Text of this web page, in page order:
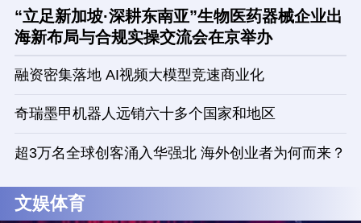
“立足新加坡·深耕东南亚”生物医药器械企业出
海新布局与合规实操交流会在京举办
融资密集落地 AI视频大模型竞速商业化
奇瑞墨甲机器人远销六十多个国家和地区
超3万名全球创客涌入华强北 海外创业者为何而来？
文娱体育